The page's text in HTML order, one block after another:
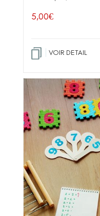
5,00€
VOIR DETAIL